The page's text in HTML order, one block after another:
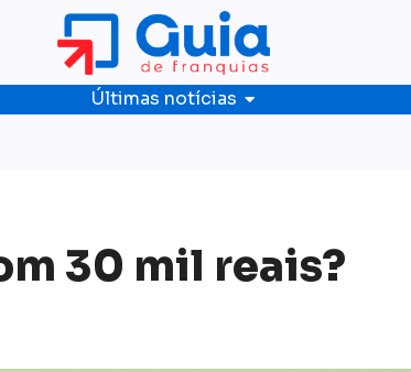
Últimas notícias
30 mil reais?